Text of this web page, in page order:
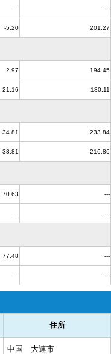
--- ---
-5.20 201.27
2.97 194.45
-21.16 180.11
34.81 233.84
33.81 216.86
70.63 ---
--- ---
77.48 ---
--- ---
住所
中国 大連市